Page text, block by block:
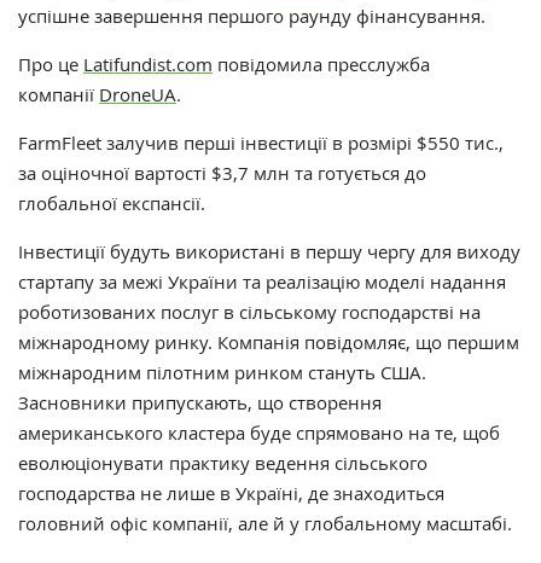
успішне завершення першого раунду фінансування.
Про це Latifundist.com повідомила пресслужба
компанії DroneUA.
FarmFleet залучив перші інвестиції в розмірі $550 тис.,
за оціночної вартості $3,7 млн та готується до
глобальної експансії.
Інвестиції будуть використані в першу чергу для виходу
стартапу за межі України та реалізацію моделі надання
роботизованих послуг в сільському господарстві на
міжнародному ринку. Компанія повідомляє, що першим
міжнародним пілотним ринком стануть США.
Засновники припускають, що створення
американського кластера буде спрямовано на те, щоб
еволюціонувати практику ведення сільського
господарства не лише в Україні, де знаходиться
головний офіс компанії, але й у глобальному масштабі.